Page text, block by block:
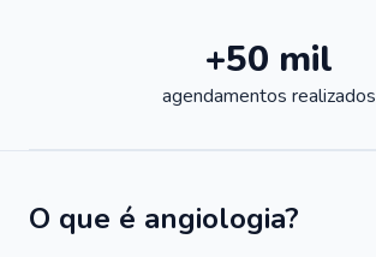
+50 mil
agendamentos realizados
O que é angiologia?